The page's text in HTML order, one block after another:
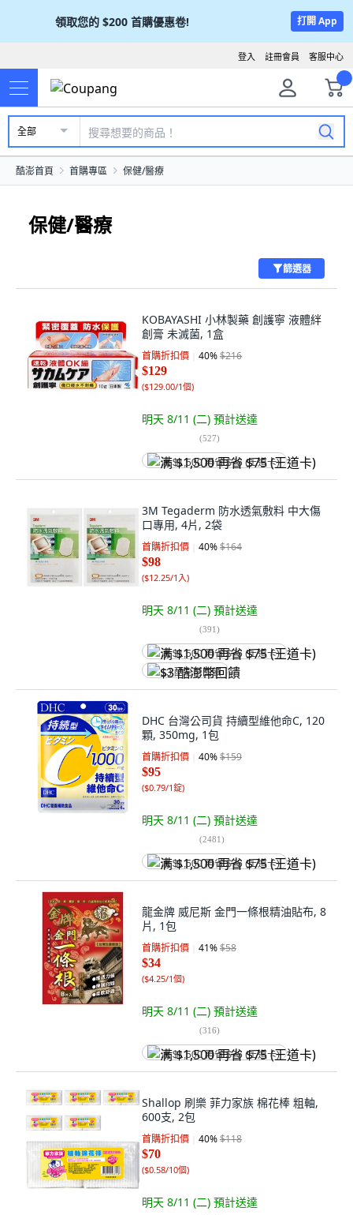
領取您的 $200 首購優惠卷! 打開 App
客服中心
註冊會員
登入
全部
酷澎首頁 首購專區 保健/醫療
保健/醫療
篩選器
KOBAYASHI 小林製藥 創護寧 液體絆
創膏 未滅菌, 1盒
首購折扣價 40%$216
$129
($129.00/1個)
明天 8/11 (二) 預計送達
(527)
满 $1,500 再省 $75 (王道卡)
3M Tegaderm 防水透氣敷料 中大傷
口專用, 4片, 2袋
首購折扣價 40%$164
$98
($12.25/1入)
明天 8/11 (二) 預計送達
(391)
满 $1,500 再省 $75 (王道卡)
$3 酷澎幣回饋
DHC 台灣公司貨 持續型維他命C, 120
顆, 350mg, 1包
首購折扣價 40%$159
$95
($0.79/1錠)
明天 8/11 (二) 預計送達
(2481)
满 $1,500 再省 $75 (王道卡)
龍金牌 威尼斯 金門一條根精油貼布, 8
片, 1包
首購折扣價 41%$58
$34
($4.25/1個)
明天 8/11 (二) 預計送達
(316)
满 $1,500 再省 $75 (王道卡)
Shallop 刷樂 菲力家族 棉花棒 粗軸,
600支, 2包
首購折扣價 40%$118
$70
($0.58/10個)
明天 8/11 (二) 預計送達